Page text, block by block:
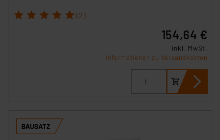
1 2 3 4 5 (2)
154,64 €
inkl. MwSt.
Informationen zu Versandkosten